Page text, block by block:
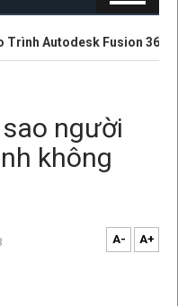
Autodesk Fusion 360 |
sao người
không
A- A+